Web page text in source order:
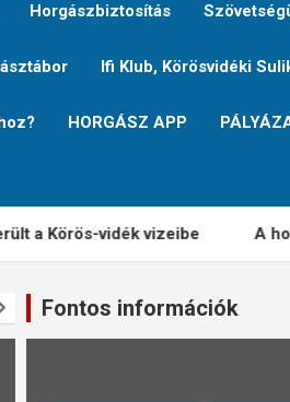
Horgászbiztosítás
Ifi Klub, Körösvidéki
HORGÁSZ APP
vidék vizeibe A
Fontos információk